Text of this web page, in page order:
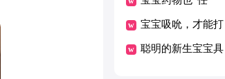
性”，储存药物须
谨慎
宝宝吸吮，才能打
开母乳“水龙头”
聪明的新生宝宝具